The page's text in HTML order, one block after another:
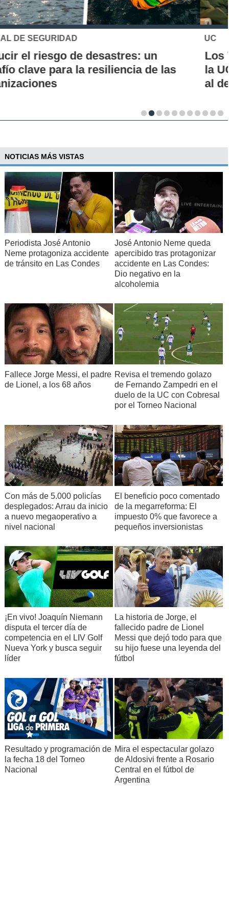
UC
Los 70 años de la Carrera de Química de
la UC: Conoce su historia, hitos y aporte
al desarrollo científico del país
NOTICIAS MÁS VISTAS
Periodista José Antonio
Neme protagoniza accidente
de tránsito en Las Condes
José Antonio Neme queda
apercibido tras protagonizar
accidente en Las Condes:
Dio negativo en la
alcoholemia
Fallece Jorge Messi, el padre
de Lionel, a los 68 años
Revisa el tremendo golazo
de Fernando Zampedri en el
duelo de la UC con Cobresal
por el Torneo Nacional
Con más de 5.000 policías
desplegados: Arrau da inicio
a nuevo megaoperativo a
nivel nacional
El beneficio poco comentado
de la megarreforma: El
impuesto 0% que favorece a
pequeños inversionistas
¡En vivo! Joaquín Niemann
disputa el tercer día de
competencia en el LIV Golf
Nueva York y busca seguir
líder
La historia de Jorge, el
fallecido padre de Lionel
Messi que dejó todo para que
su hijo fuese una leyenda del
fútbol
Resultado y programación de
la fecha 18 del Torneo
Nacional
Mira el espectacular golazo
de Aldosivi frente a Rosario
Central en el fútbol de
Argentina